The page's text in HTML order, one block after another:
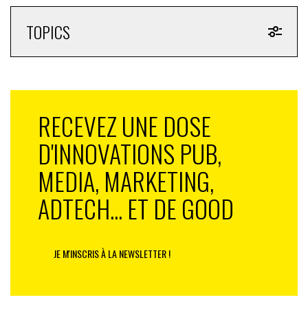
TOPICS
RECEVEZ UNE DOSE
D'INNOVATIONS PUB,
MEDIA, MARKETING,
ADTECH... ET DE GOOD
JE M'INSCRIS À LA NEWSLETTER !